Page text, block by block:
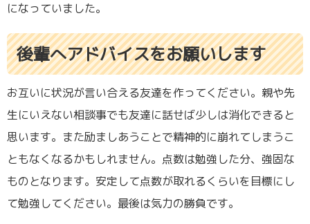
になっていました。
後輩へアドバイスをお願いします
お互いに状況が言い合える友達を作ってください。親や先
生にいえない相談事でも友達に話せば少しは消化できると
思います。また励ましあうことで精神的に崩れてしまうこ
ともなくなるかもしれません。点数は勉強した分、強固な
ものとなります。安定して点数が取れるくらいを目標にし
て勉強してください。最後は気力の勝負です。